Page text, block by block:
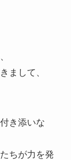
まして、
き添いな
ちが力を発